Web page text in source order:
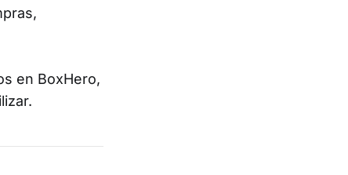
en BoxHero,